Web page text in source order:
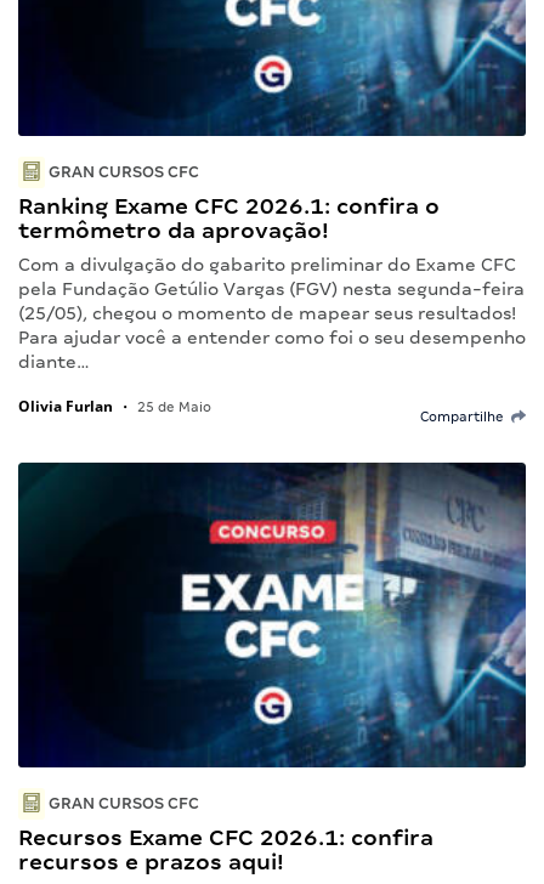
GRAN CURSOS CFC
Ranking Exame CFC 2026.1: confira o
termômetro da aprovação!
Com a divulgação do gabarito preliminar do Exame CFC
pela Fundação Getúlio Vargas (FGV) nesta segunda-feira
(25/05), chegou o momento de mapear seus resultados!
Para ajudar você a entender como foi o seu desempenho
diante…
Olivia Furlan • 25 de Maio
Compartilhe
GRAN CURSOS CFC
Recursos Exame CFC 2026.1: confira
recursos e prazos aqui!